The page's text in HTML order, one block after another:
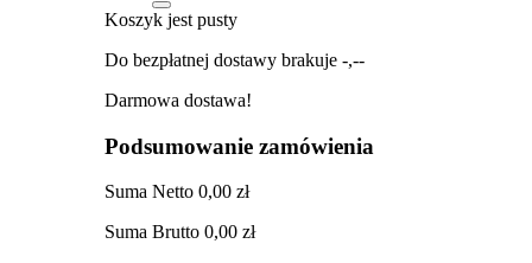
Koszyk jest pusty
Do bezpłatnej dostawy brakuje -,--
Darmowa dostawa!
Podsumowanie zamówienia
Suma Netto 0,00 zł
Suma Brutto 0,00 zł